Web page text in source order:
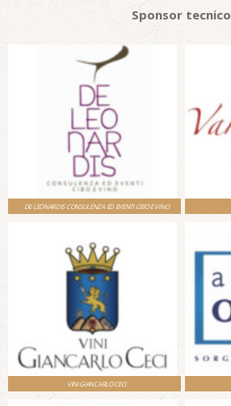
Sponsor tecnico
DE LEONARDIS CONSULENZA ED EVENTI CIBO E VINO
VINI GIANCARLO CECI